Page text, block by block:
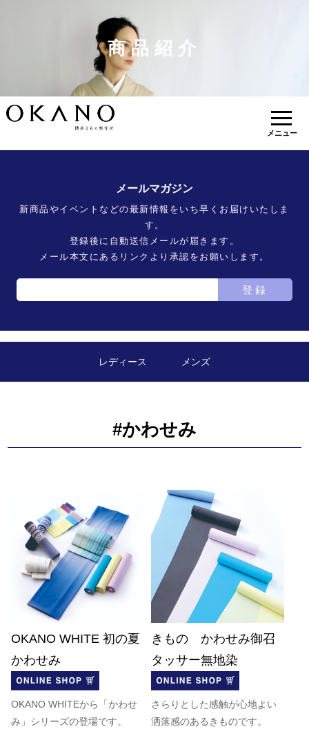
商品紹介
メニュー
メールマガジン
新商品やイベントなどの最新情報をいち早くお届けいたしま
す。
登録後に自動送信メールが届きます。
メール本文にあるリンクより承認をお願いします。
登録
レディース メンズ
#かわせみ
OKANO WHITE 初の夏
かわせみ
OKANO WHITEから「かわせ
み」シリーズの登場です。
きもの かわせみ御召
タッサー無地染
さらりとした感触が心地よい
洒落感のあるきものです。